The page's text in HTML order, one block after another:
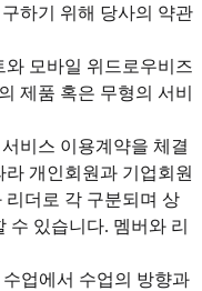
하기 위해 당사의 약관
모바일 위드로우비즈
제품 혹은 무형의 서비
비스 이용계약을 체결
개인회원과 기업회원
리더로 각 구분되며 상
수 있습니다. 멤버와 리
업에서 수업의 방향과